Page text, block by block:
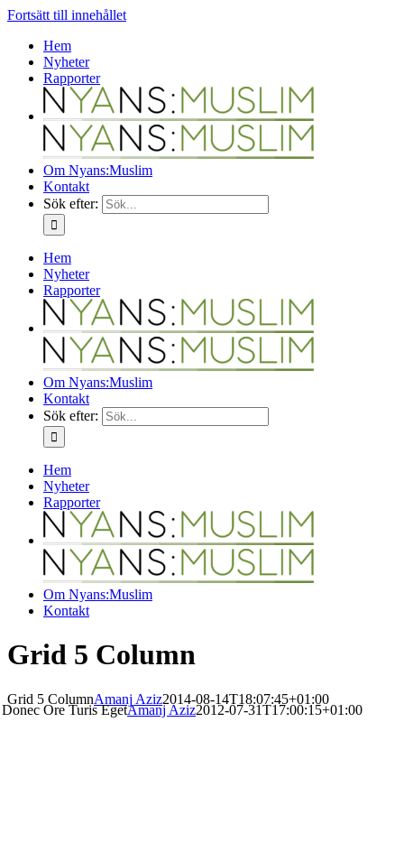
Fortsätt till innehållet
Hem
Nyheter
Rapporter
Om Nyans:Muslim
Kontakt
Sök efter:
Hem
Nyheter
Rapporter
Om Nyans:Muslim
Kontakt
Sök efter:
Hem
Nyheter
Rapporter
Om Nyans:Muslim
Kontakt
Grid 5 Column
Grid 5 ColumnAmanj Aziz2014-08-14T18:07:45+01:00
Donec Ore Turis EgetAmanj Aziz2012-07-31T17:00:15+01:00